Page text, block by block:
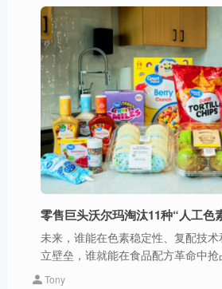
未来，谁能在色素稳定性、复配技
立壁垒，谁就能在食品配方革命中抢
Tony